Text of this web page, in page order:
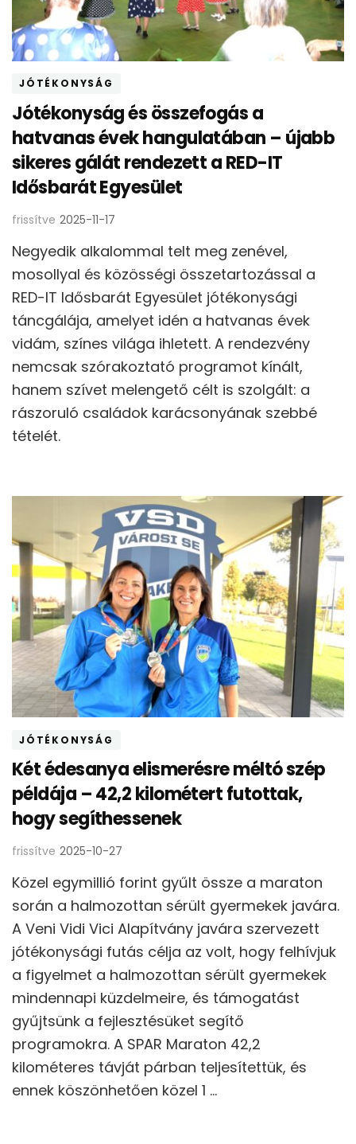
JÓTÉKONYSÁG
Jótékonyság és összefogás a
hatvanas évek hangulatában – újabb
sikeres gálát rendezett a RED-IT
Idősbarát Egyesület
frissítve 2025-11-17
Negyedik alkalommal telt meg zenével,
mosollyal és közösségi összetartozással a
RED-IT Idősbarát Egyesület jótékonysági
táncgálája, amelyet idén a hatvanas évek
vidám, színes világa ihletett. A rendezvény
nemcsak szórakoztató programot kínált,
hanem szívet melengető célt is szolgált: a
rászoruló családok karácsonyának szebbé
tételét.
JÓTÉKONYSÁG
Két édesanya elismerésre méltó szép
példája – 42,2 kilométert futottak,
hogy segíthessenek
frissítve 2025-10-27
Közel egymillió forint gyűlt össze a maraton
során a halmozottan sérült gyermekek javára.
A Veni Vidi Vici Alapítvány javára szervezett
jótékonysági futás célja az volt, hogy felhívjuk
a figyelmet a halmozottan sérült gyermekek
mindennapi küzdelmeire, és támogatást
gyűjtsünk a fejlesztésüket segítő
programokra. A SPAR Maraton 42,2
kilométeres távját párban teljesítettük, és
ennek köszönhetően közel 1 …